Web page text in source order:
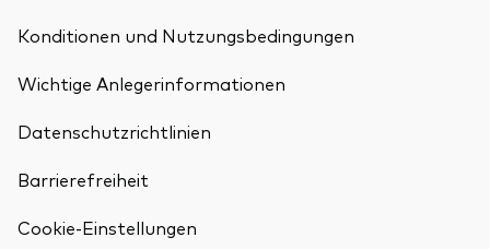
Konditionen und Nutzungsbedingungen
Wichtige Anlegerinformationen
Datenschutzrichtlinien
Barrierefreiheit
Cookie-Einstellungen